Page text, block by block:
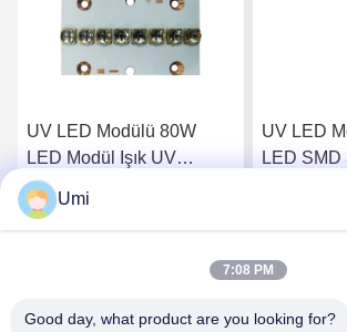
UV LED Modülü 80W
LED Modül Işık UV
Mürekkep Kürleme Baskı
Endüstrileri Kuvars Lens
En İyi Fiyatı Alın
UV LED
LED
Umi
7:08 PM
Good day, what product are you looking for?